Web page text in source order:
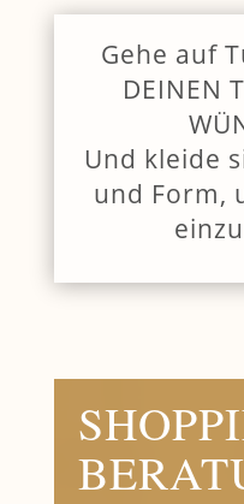
Gehe auf
DEINEN
Und kleide
und Form,